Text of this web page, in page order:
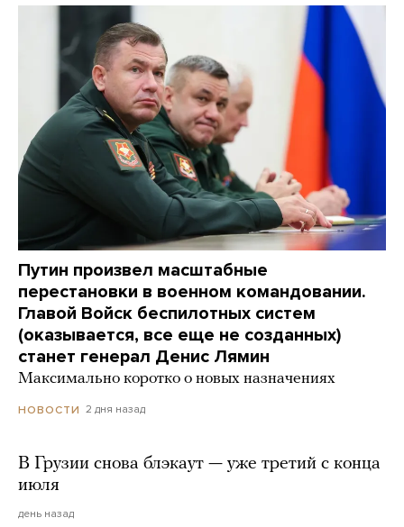
Путин произвел масштабные
перестановки в военном командовании.
Главой Войск беспилотных систем
(оказывается, все еще не созданных)
станет генерал Денис Лямин
Максимально коротко о новых назначениях
НОВОСТИ 2 дня назад
В Грузии снова блэкаут — уже третий с конца
июля
день назад